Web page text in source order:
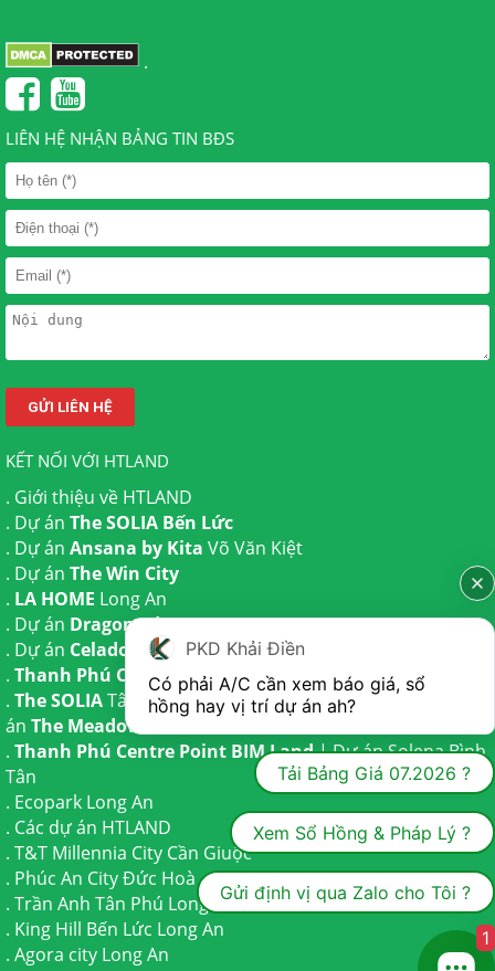
.
LIÊN HỆ NHẬN BẢNG TIN BĐS
KẾT NỐI VỚI HTLAND
. Giới thiệu về HTLAND
. Dự án The SOLIA Bến Lức
. Dự án Ansana by Kita Võ Văn Kiệt
. Dự án The Win City
. LA HOME Long An
. Dự án Dragon Eden Long An
. Dự án Celadon City
Tân Phú
. Thanh Phú Centre PointBến Lức
. The SOLIATây Ninh | Dự ánThe AGULATrần Anh và Dự
án The Meadow
. Thanh Phú Centre Point BIM Land| Dự ánSolena Bình
Tân
. Ecopark Long An
. Các dự án HTLAND
. T&T Millennia City Cần Giuộc
. Phúc An CityĐức Hoà
. Trần Anh Tân Phú Long An
. King Hill Bến Lức Long An
. Agora city Long An
PKD Khải Điền
Có phải A/C cần xem báo giá, sổ
hồng hay vị trí dự án ah?
Tải Bảng Giá 07.2026 ?
Xem Sổ Hồng & Pháp Lý ?
Gửi định vị qua Zalo cho Tôi ?
1